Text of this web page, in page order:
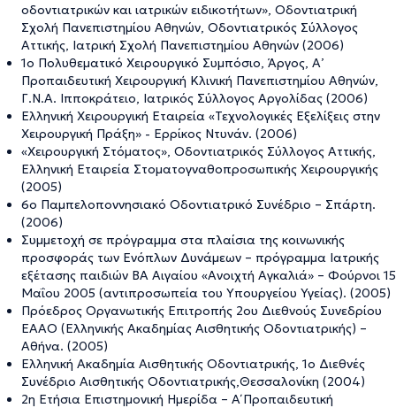
οδοντιατρικών και ιατρικών ειδικοτήτων», Οδοντιατρική
Σχολή Πανεπιστημίου Αθηνών, Οδοντιατρικός Σύλλογος
Αττικής, Ιατρική Σχολή Πανεπιστημίου Αθηνών (2006)
1ο Πολυθεματικό Χειρουργικό Συμπόσιο, Άργος, Α’
Προπαιδευτική Χειρουργική Κλινική Πανεπιστημίου Αθηνών,
Γ.Ν.Α. Ιπποκράτειο, Ιατρικός Σύλλογος Αργολίδας (2006)
Eλληνική Χειρουργική Εταιρεία «Τεχνολογικές Εξελίξεις στην
Χειρουργική Πράξη» - Ερρίκος Ντυνάν. (2006)
«Χειρουργική Στόματος», Οδοντιατρικός Σύλλογος Αττικής,
Ελληνική Εταιρεία Στοματογναθοπροσωπικής Χειρουργικής
(2005)
6ο Παμπελοποννησιακό Οδοντιατρικό Συνέδριο – Σπάρτη.
(2006)
Συμμετοχή σε πρόγραμμα στα πλαίσια της κοινωνικής
προσφοράς των Ενόπλων Δυνάμεων – πρόγραμμα Ιατρικής
εξέτασης παιδιών ΒΑ Αιγαίου «Ανοιχτή Αγκαλιά» – Φούρνοι 15
Μαΐου 2005 (αντιπροσωπεία του Υπουργείου Υγείας). (2005)
Πρόεδρος Οργανωτικής Επιτροπής 2ου Διεθνούς Συνεδρίου
ΕΑΑΟ (Ελληνικής Ακαδημίας Αισθητικής Οδοντιατρικής) –
Αθήνα. (2005)
Ελληνική Ακαδημία Αισθητικής Οδοντιατρικής, 1ο Διεθνές
Συνέδριο Αισθητικής Οδοντιατρικής,Θεσσαλονίκη (2004)
2η Ετήσια Επιστημονική Ημερίδα – Α΄ Προπαιδευτική